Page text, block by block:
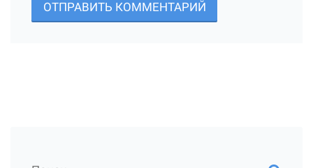
ОТПРАВИТЬ КОММЕНТАРИЙ